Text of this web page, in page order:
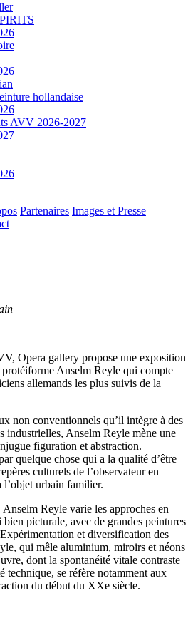
hollandaise
AVV 2026-2027
Partenaires Images et Presse
Opera gallery propose une exposition
Anselm Reyle qui compte
allemands les plus suivis de la
non conventionnels qu’il intègre à des
industrielles, Anselm Reyle mène une
figuration et abstraction.
quelque chose qui a la qualité d’être
culturels de l’observateur en
l’objet urbain familier.
Reyle varie les approches en
picturale, avec de grandes peintures
et diversification des
qui mêle aluminium, miroirs et néons
dont la spontanéité vitale contraste
technique, se réfère notamment aux
du début du XXe siècle.